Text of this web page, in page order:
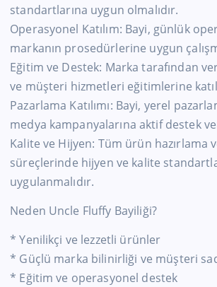
standartlarına uygun olmalıdır.
Operasyonel Katılım: Bayi, günlük
markanın prosedürlerine uygun
Eğitim ve Destek: Marka tarafından
ve müşteri hizmetleri eğitimlerine
Pazarlama Katılımı: Bayi, yerel
medya kampanyalarına aktif destek
Kalite ve Hijyen: Tüm ürün hazırlama
süreçlerinde hijyen ve kalite
uygulanmalıdır.
Neden Uncle Fluffy Bayiliği?
* Yenilikçi ve lezzetli ürünler
* Güçlü marka bilinirliği ve müşteri
* Eğitim ve operasyonel destek